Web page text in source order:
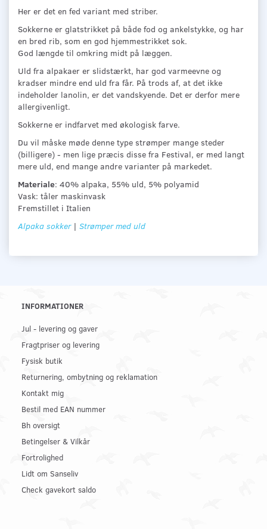
Her er det en fed variant med striber.
Sokkerne er glatstrikket på både fod og ankelstykke, og har
en bred rib, som en god hjemmestrikket sok.
God længde til omkring midt på læggen.
Uld fra alpakaer er slidstærkt, har god varmeevne og
kradser mindre end uld fra får. På trods af, at det ikke
indeholder lanolin, er det vandskyende. Det er derfor mere
allergivenligt.
Sokkerne er indfarvet med økologisk farve.
Du vil måske møde denne type strømper mange steder
(billigere) - men lige præcis disse fra Festival, er med langt
mere uld, end mange andre varianter på markedet.
Materiale: 40% alpaka, 55% uld, 5% polyamid
Vask: tåler maskinvask
Fremstillet i Italien
Alpaka sokker| Strømper med uld
INFORMATIONER
Jul - levering og gaver
Fragtpriser og levering
Fysisk butik
Returnering, ombytning og reklamation
Kontakt mig
Bestil med EAN nummer
Bh oversigt
Betingelser & Vilkår
Fortrolighed
Lidt om Sanseliv
Check gavekort saldo